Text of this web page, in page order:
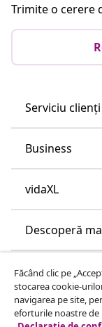
Trimite o cerere
Serviciu clienți
Business
vidaXL
Descoperă
Făcând clic pe
stocarea cookie-
navigarea pe site,
eforturile noastre de